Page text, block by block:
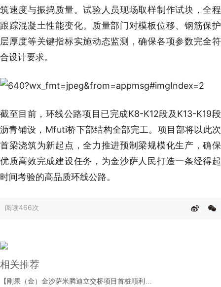
筑速度与振捣质量。试验人员现场取样制作试块，全程
跟踪混凝土性能变化。质量部门对模板位移、钢筋保护
层厚度等关键指标实施动态监测，确保各项参数完全符
合设计要求。
截至目前，环线公路项目已完成K8-K12段及K13-K19段
沥青铺设，Mfuti桥下部结构全部完工。项目部将以此次
首梁浇筑为新起点，全力推进预制梁规模化生产，确保
优质高效完成建设任务，为金沙萨人民打造一条经得起
时间考验的高品质环线公路。
阅读466次
相关推荐
【刚果（金）金沙萨米腾迪立交桥项目首桩顺利开钻】